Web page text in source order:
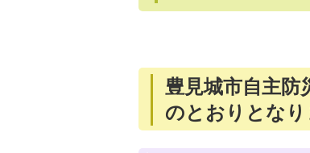
豊見城市自主防
のとおりとなり